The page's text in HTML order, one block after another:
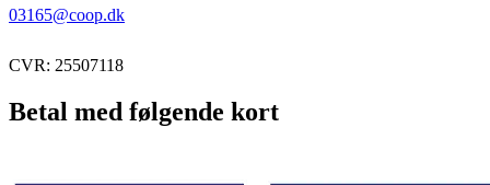
03165@coop.dk
CVR: 25507118
Betal med følgende kort